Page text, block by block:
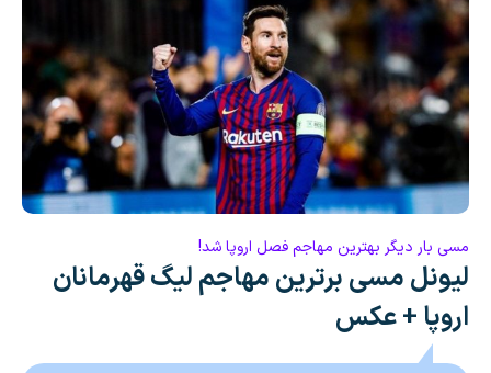
مسی بار دیگر بهترین مهاجم فصل اروپا شد!
لیونل مسی برترین مهاجم لیگ قهرمانان
اروپا + عکس